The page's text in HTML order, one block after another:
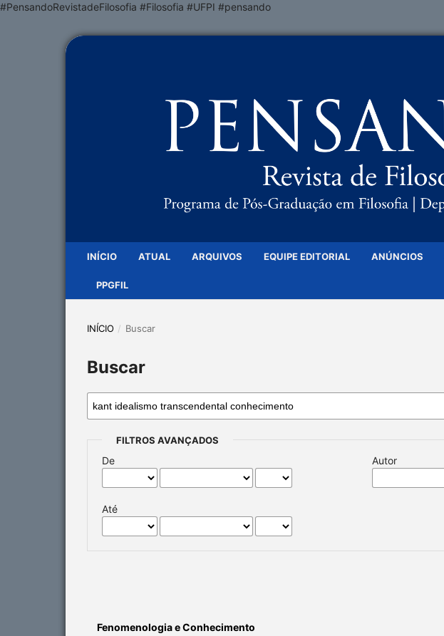
#PensandoRevistadeFilosofia #Filosofia #UFPI #pensando
INÍCIO ATUAL ARQUIVOS EQUIPE EDITORIAL ANÚNCIOS
PPGFIL
INÍCIO / Buscar
Buscar
FILTROS AVANÇADOS
De
Até
Autor
Fenomenologia e Conhecimento